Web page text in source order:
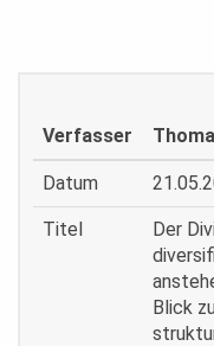
Verfasser
Datum
Titel
Der
Blick